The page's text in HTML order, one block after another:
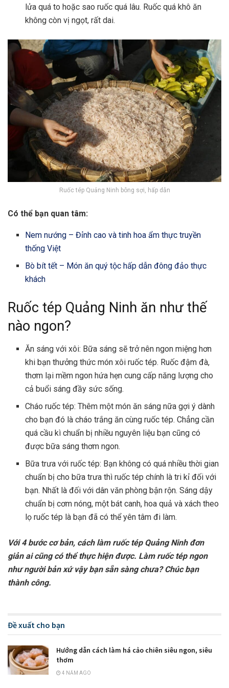
lửa quá to hoặc sao ruốc quá lâu. Ruốc quá khô ăn
không còn vị ngọt, rất dai.
Ruốc tép Quảng Ninh bông sợi, hấp dẫn
Có thể bạn quan tâm:
Nem nướng – Đỉnh cao và tinh hoa ẩm thực truyền
thống Việt
Bò bít tết – Món ăn quý tộc hấp dẫn đông đảo thực
khách
Ruốc tép Quảng Ninh ăn như thế
nào ngon?
Ăn sáng với xôi: Bữa sáng sẽ trở nên ngon miệng hơn
khi bạn thưởng thức món xôi ruốc tép. Ruốc đậm đà,
thơm lại mềm ngon hứa hẹn cung cấp năng lượng cho
cả buổi sáng đầy sức sống.
Cháo ruốc tép: Thêm một món ăn sáng nữa gợi ý dành
cho bạn đó là cháo trắng ăn cùng ruốc tép. Chẳng cần
quá cầu kì chuẩn bị nhiều nguyên liệu bạn cũng có
được bữa sáng thơm ngon.
Bữa trưa với ruốc tép: Bạn không có quá nhiều thời gian
chuẩn bị cho bữa trưa thì ruốc tép chính là tri kỉ đối với
bạn. Nhất là đối với dân văn phòng bận rộn. Sáng dậy
chuẩn bị cơm nóng, một bát canh, hoa quả và xách theo
lọ ruốc tép là bạn đã có thể yên tâm đi làm.
Với 4 bước cơ bản, cách làm ruốc tép Quảng Ninh đơn
giản ai cũng có thể thực hiện được. Làm ruốc tép ngon
như người bản xứ vậy bạn sẵn sàng chưa? Chúc bạn
thành công.
Đề xuất cho bạn
Hướng dẫn cách làm há cảo chiên siêu ngon, siêu
thơm
4 NĂM AGO